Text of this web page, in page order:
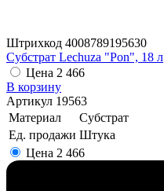
Штрихкод 4008789195630
Субстрат Lechuza "Pon", 18 л
Цена 2 466
В корзину
Артикул 19563
Материал
Субстрат
Ед. продажи Штука
Цена 2 466